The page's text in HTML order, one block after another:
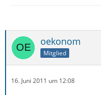
oekonom
Mitglied
16. Juni 2011 um 12:08